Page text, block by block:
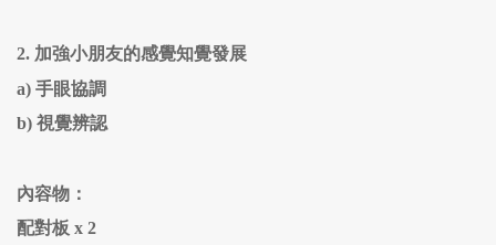
2. 加強小朋友的感覺知覺發展
a) 手眼協調
b) 視覺辨認
內容物：
配對板 x 2